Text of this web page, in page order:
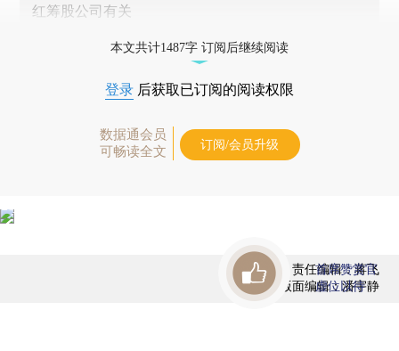
红筹股公司有关
本文共计1487字 订阅后继续阅读
登录 后获取已订阅的阅读权限
数据通会员
可畅读全文
订阅/会员升级
责任编辑：蒋飞
版面编辑：潘宇静
首席赞赏官
虚位以待